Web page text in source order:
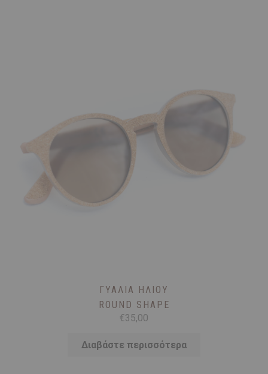
ΓΥΑΛΙΆ ΗΛΊΟΥ
ROUND SHAPE
€35,00
Διαβάστε περισσότερα